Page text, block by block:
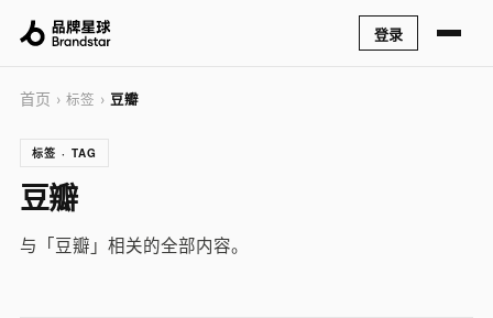
登录
首页 › 标签 › 豆瓣
标签 · TAG
豆瓣
与「豆瓣」相关的全部内容。